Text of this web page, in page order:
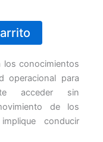
€.
precio
actual
es:
30,00
los conocimientos
operacional para
acceder sin
de los
conducir